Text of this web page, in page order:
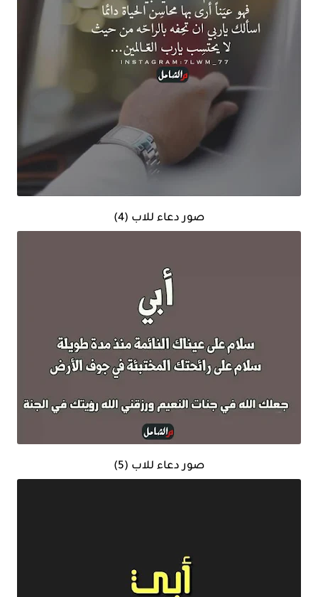
صور دعاء للاب (4)
صور دعاء للاب (5)